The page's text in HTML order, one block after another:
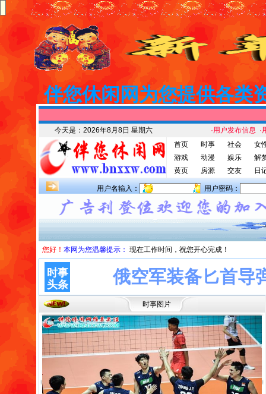
伴您休闲网为您提供各类
今天是： 2026年8月8日 星期六 ·用户发布信息 ·
首页
时事 社会
女
游戏
动漫 娱乐
解
黄页
房源 交友 日
用户名输入： 用户密码：
您好！ 本网为您温馨提示： 现在工作时间，祝您开心完成！
时事
头条
俄空军装备匕首导
时事图片